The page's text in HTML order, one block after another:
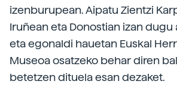
izenburupean. Aipatu Zientzi
Iruñean eta Donostian izan
eta egonaldi hauetan Euskal
Museoa osatzeko behar diren
betetzen dituela esan dezaket.